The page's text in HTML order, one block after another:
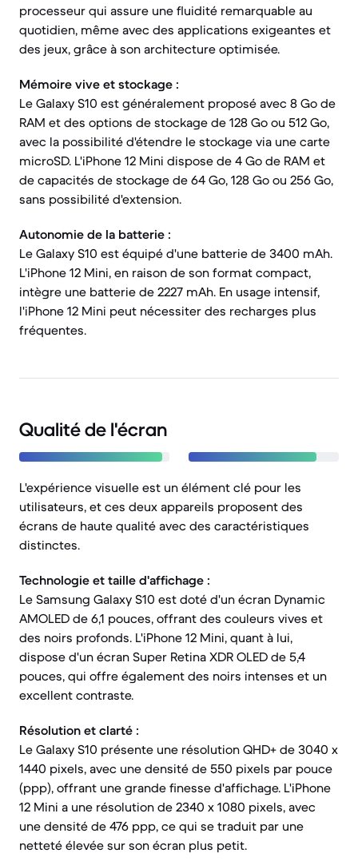
processeur qui assure une fluidité remarquable au
quotidien, même avec des applications exigeantes et
des jeux, grâce à son architecture optimisée.
Mémoire vive et stockage :
Le Galaxy S10 est généralement proposé avec 8 Go de
RAM et des options de stockage de 128 Go ou 512 Go,
avec la possibilité d'étendre le stockage via une carte
microSD. L'iPhone 12 Mini dispose de 4 Go de RAM et
de capacités de stockage de 64 Go, 128 Go ou 256 Go,
sans possibilité d'extension.
Autonomie de la batterie :
Le Galaxy S10 est équipé d'une batterie de 3400 mAh.
L'iPhone 12 Mini, en raison de son format compact,
intègre une batterie de 2227 mAh. En usage intensif,
l'iPhone 12 Mini peut nécessiter des recharges plus
fréquentes.
Qualité de l'écran
L'expérience visuelle est un élément clé pour les
utilisateurs, et ces deux appareils proposent des
écrans de haute qualité avec des caractéristiques
distinctes.
Technologie et taille d'affichage :
Le Samsung Galaxy S10 est doté d'un écran Dynamic
AMOLED de 6,1 pouces, offrant des couleurs vives et
des noirs profonds. L'iPhone 12 Mini, quant à lui,
dispose d'un écran Super Retina XDR OLED de 5,4
pouces, qui offre également des noirs intenses et un
excellent contraste.
Résolution et clarté :
Le Galaxy S10 présente une résolution QHD+ de 3040 x
1440 pixels, avec une densité de 550 pixels par pouce
(ppp), offrant une grande finesse d'affichage. L'iPhone
12 Mini a une résolution de 2340 x 1080 pixels, avec
une densité de 476 ppp, ce qui se traduit par une
netteté élevée sur son écran plus petit.